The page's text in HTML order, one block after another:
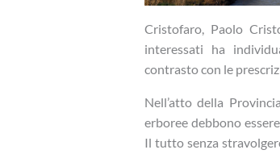
Cristofaro, Paolo
interessati ha
contrasto con le
Nell’atto della
erboree debbono
Il tutto senza